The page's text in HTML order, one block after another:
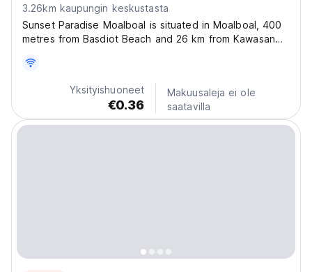
3.26km kaupungin keskustasta
Sunset Paradise Moalboal is situated in Moalboal, 400
metres from Basdiot Beach and 26 km from Kawasan
conditioned rooms with free WiFi. The property is
allergy-free and is located 200 metres from
Panagsama...Yksityishuoneet
€0.36
Makuusaleja ei ole
saatavilla